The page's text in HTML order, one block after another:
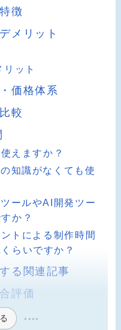
徴
メリット
ット
価格体系
較
えますか？
知識がなくても使
ールやAI開発ツー
か？
トによる制作時間
らいですか？
る関連記事
評価